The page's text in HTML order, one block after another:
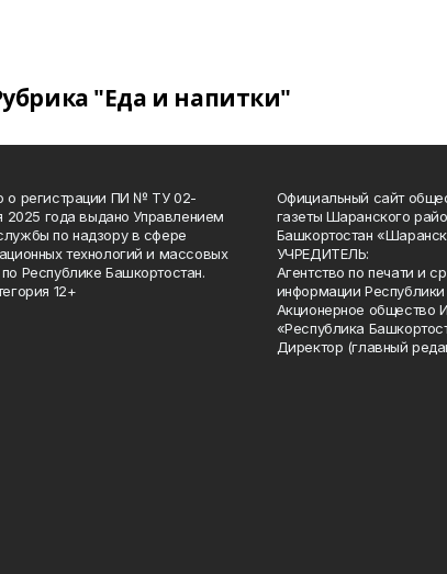
"Еда и напитки"
о регистрации ПИ № ТУ 02-
2025 года выдано Управлением
по надзору в сфере
технологий и массовых
Республике Башкортостан.
12+
Официальный сайт
газеты Шаранского
Башкортостан
УЧРЕДИТЕЛЬ:
Агентство по печати и
информации
Акционерное общество
«Республика
Директор (главный